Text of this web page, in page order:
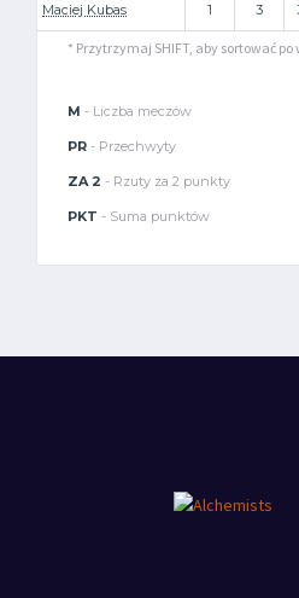
Maciej Kubas 1 3
* Przytrzymaj SHIFT, aby sortować
M - Liczba meczów
PR - Przechwyty
ZA 2 - Rzuty za 2 punkty
PKT - Suma punktów